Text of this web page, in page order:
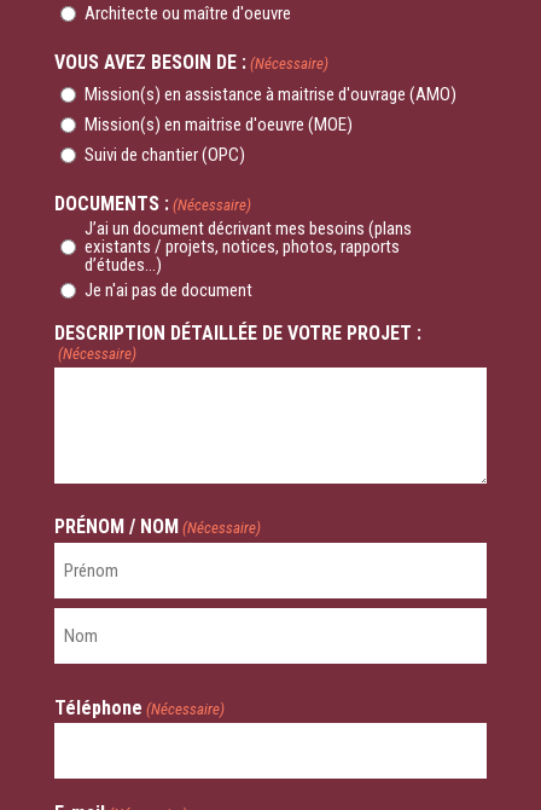
Architecte ou maître d'oeuvre
VOUS AVEZ BESOIN DE : (Nécessaire)
Mission(s) en assistance à maitrise d'ouvrage (AMO)
Mission(s) en maitrise d'oeuvre (MOE)
Suivi de chantier (OPC)
DOCUMENTS : (Nécessaire)
J’ai un document décrivant mes besoins (plans
existants / projets, notices, photos, rapports
d’études...)
Je n'ai pas de document
DESCRIPTION DÉTAILLÉE DE VOTRE PROJET :
(Nécessaire)
PRÉNOM / NOM (Nécessaire)
Prénom
Téléphone (Nécessaire)